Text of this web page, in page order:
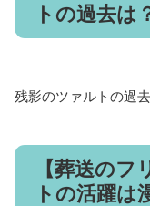
トの過去は
残影のツァルトの過
【葬送の
トの活躍は